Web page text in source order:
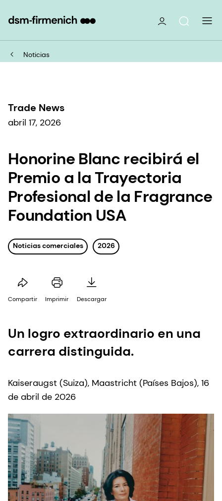
Noticias
Trade News
abril 17, 2026
Honorine Blanc recibirá el
Premio a la Trayectoria
Profesional de la Fragrance
Foundation USA
Noticias comerciales 2026
Compartir Imprimir Descargar
Un logro extraordinario en una
carrera distinguida.
Kaiseraugst (Suiza), Maastricht (Países Bajos), 16
de abril de 2026